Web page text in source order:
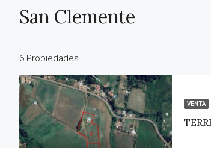
San Clemente
6 Propiedades
VENTA